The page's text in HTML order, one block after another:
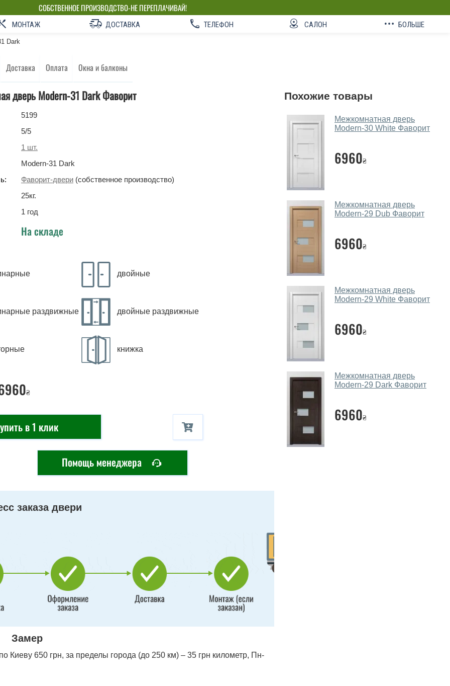
СОБСТВЕННОЕ ПРОИЗВОДСТВО-НЕ ПЕРЕПЛАЧИВАЙ!
МОНТАЖ ДОСТАВКА ТЕЛЕФОН САЛОН БОЛЬШЕ
Dark
Доставка Оплата Окна и балконы
дверь Modern-31 Dark Фаворит
5199
5/5
1 шт.
Modern-31 Dark
Фаворит-двери (собственное производство)
25кг.
1 год
На складе
двойные
раздвижные двойные раздвижные
книжка
₴
в 1 клик
Помощь менеджера
заказа двери
Замер
Киеву 650 грн, за пределы города (до 250 км) – 35 грн километр, Пн-
Похожие товары
Межкомнатная дверь
Modern-30 White Фаворит
6960₴
Межкомнатная дверь
Modern-29 Dub Фаворит
6960₴
Межкомнатная дверь
Modern-29 White Фаворит
6960₴
Межкомнатная дверь
Modern-29 Dark Фаворит
6960₴